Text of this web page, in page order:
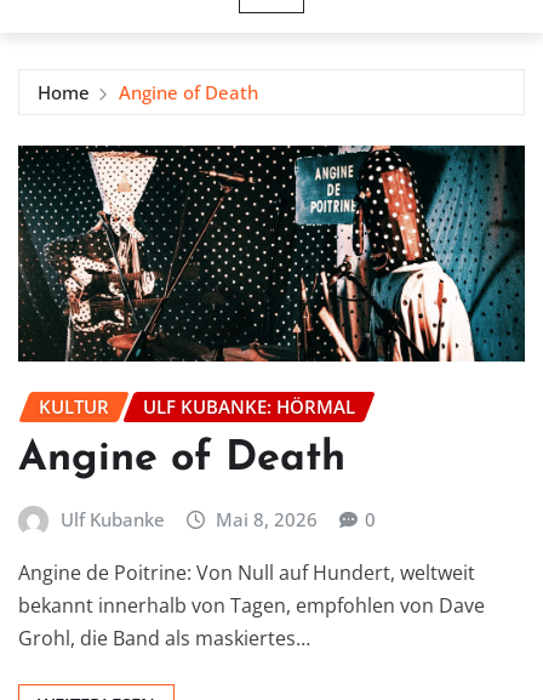
Home Angine of Death
KULTUR ULF KUBANKE: HÖRMAL
Angine of Death
Ulf Kubanke Mai 8, 2026 0
Angine de Poitrine: Von Null auf Hundert, weltweit
bekannt innerhalb von Tagen, empfohlen von Dave
Grohl, die Band als maskiertes…